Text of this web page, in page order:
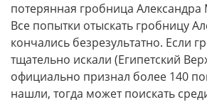
потерянная гробница Александра
Все попытки отыскать гробницу
кончались безрезультатно. Если
тщательно искали (Египетский
официально признал более 140
нашли, тогда может поискать